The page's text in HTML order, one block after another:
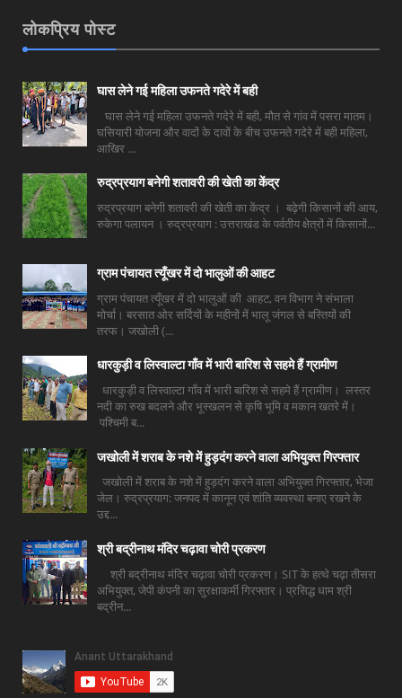
लोकप्रिय पोस्ट
घास लेने गई महिला उफनते गदेरे में बही
घास लेने गई महिला उफनते गदेरे में बही, मौत से गांव में पसरा मातम।
घसियारी योजना और वादों के दावों के बीच उफनते गदेरे में बही महिला,
आखिर ...
रुद्रप्रयाग बनेगी शतावरी की खेती का केंद्र
रुद्रप्रयाग बनेगी शतावरी की खेती का केंद्र । बढ़ेगी किसानों की आय,
रुकेगा पलायन । रुद्रप्रयाग : उत्तराखंड के पर्वतीय क्षेत्रों में किसानों...
ग्राम पंचायत त्यूँखर में दो भालुओं की आहट
ग्राम पंचायत त्यूँखर में दो भालुओं की आहट, वन विभाग ने संभाला
मोर्चा। बरसात ओर सर्दियों के महीनों में भालू जंगल से बस्तियों की
तरफ। जखोली (...
धारकुड़ी व लिस्वाल्टा गाँव में भारी बारिश से सहमे हैं ग्रामीण
धारकुड़ी व लिस्वाल्टा गाँव में भारी बारिश से सहमे हैं ग्रामीण। लस्तर
नदी का रुख बदलने और भूस्खलन से कृषि भूमि व मकान खतरे में।
पश्चिमी ब...
जखोली में शराब के नशे में हुड़दंग करने वाला अभियुक्त गिरफ्तार
जखोली में शराब के नशे में हुड़दंग करने वाला अभियुक्त गिरफ्तार, भेजा
जेल। रुद्रप्रयाग: जनपद में कानून एवं शांति व्यवस्था बनाए रखने के
उद्द...
श्री बद्रीनाथ मंदिर चढ़ावा चोरी प्रकरण
श्री बद्रीनाथ मंदिर चढ़ावा चोरी प्रकरण। SIT के हत्थे चढ़ा तीसरा
अभियुक्त, जेपी कंपनी का सुरक्षाकर्मी गिरफ्तार। प्रसिद्ध धाम श्री
बद्रीन...